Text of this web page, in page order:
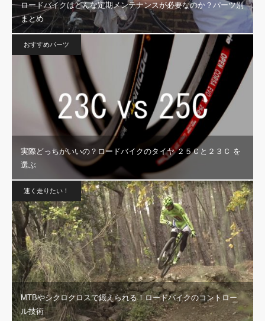
ロードバイクはどんな定期メンテナンスが必要なのか？パーツ別
まとめ
おすすめパーツ
実際どっちがいいの？ロードバイクのタイヤ ２５Ｃと２３Ｃ を
選ぶ
速く走りたい！
MTBやシクロクロスで鍛えられる！ロードバイクのコントロー
ル技術